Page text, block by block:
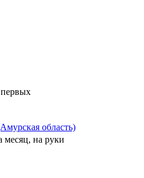
область)
месяц, на руки